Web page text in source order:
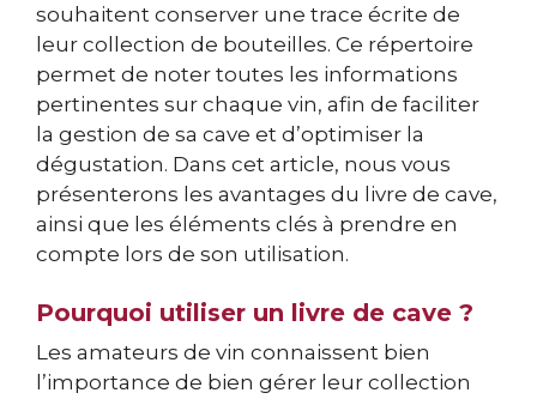
souhaitent conserver une trace écrite de
leur collection de bouteilles. Ce répertoire
permet de noter toutes les informations
pertinentes sur chaque vin, afin de faciliter
la gestion de sa cave et d’optimiser la
dégustation. Dans cet article, nous vous
présenterons les avantages du livre de cave,
ainsi que les éléments clés à prendre en
compte lors de son utilisation.
Pourquoi utiliser un livre de cave ?
Les amateurs de vin connaissent bien
l’importance de bien gérer leur collection